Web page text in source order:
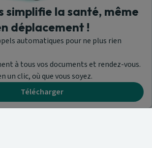
simplifie la santé, même
déplacement !
automatiques pour ne plus rien
à tous vos documents et rendez-vous.
un clic, où que vous soyez.
Télécharger